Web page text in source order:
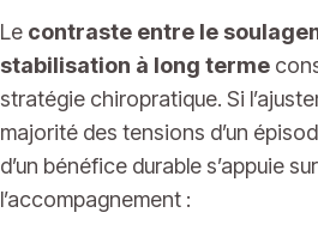
Le contraste entre le
stabilisation à long terme
stratégie chiropratique. Si
majorité des tensions d’un
d’un bénéfice durable s’appuie
l’accompagnement :